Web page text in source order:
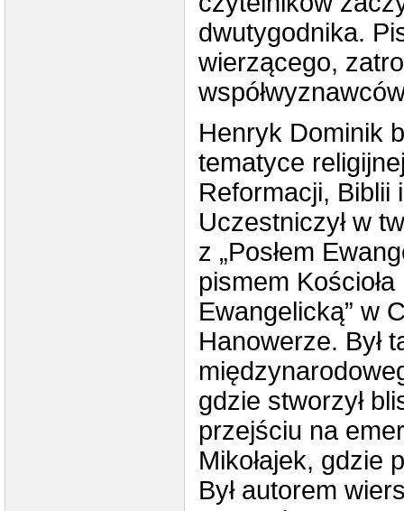
dwutygodnika.
wierzącego,
Henryk Dominik
tematyce
Reformacji, Biblii
Uczestniczył w
z „Posłem
pismem
Ewangelicką” w
Hanowerze. Był
gdzie stworzył
przejściu na
Mikołajek, gdzie
Był autorem